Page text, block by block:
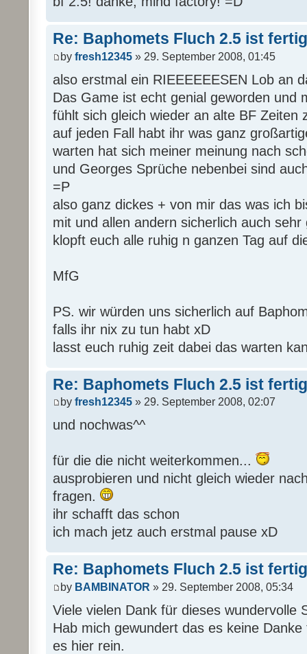
Re: Baphomets Fluch 2.5 ist fertig
by fresh12345 » 29. September 2008, 01:45
also erstmal ein RIEEEEEESEN Lob an
Das Game ist echt genial geworden und
fühlt sich gleich wieder an alte BF Zeiten
auf jeden Fall habt ihr was ganz
warten hat sich meiner meinung nach
und Georges Sprüche nebenbei sind
=P
also ganz dickes + von mir das was ich
mit und allen andern sicherlich auch sehr
klopft euch alle ruhig n ganzen Tag auf
MfG
PS. wir würden uns sicherlich auf
falls ihr nix zu tun habt xD
lasst euch ruhig zeit dabei das warten
Re: Baphomets Fluch 2.5 ist fertig
by fresh12345 » 29. September 2008, 02:07
und nochwas^^
für die die nicht weiterkommen...
ausprobieren und nicht gleich wieder
fragen.
ihr schafft das schon
ich mach jetz auch erstmal pause xD
Re: Baphomets Fluch 2.5 ist fertig
by BAMBINATOR » 29. September 2008, 05:34
Viele vielen Dank für dieses wundervolle
Hab mich gewundert das es keine
es hier rein.